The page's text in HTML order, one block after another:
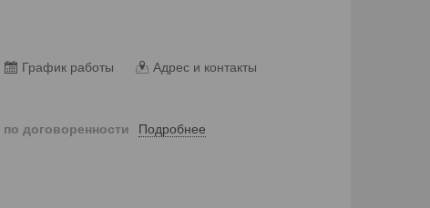
График работы Адрес и контакты
по договоренности Подробнее